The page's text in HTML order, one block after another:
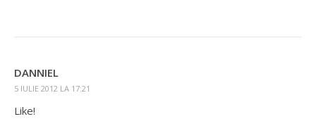
DANNIEL
5 IULIE 2012 LA 17:21
Like!